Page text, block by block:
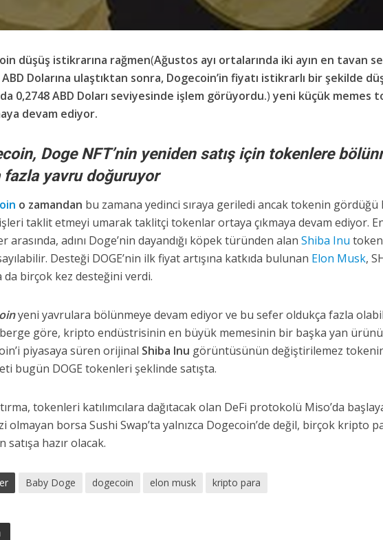
düşüş istikrarına rağmen(Ağustos ayı ortalarında iki ayın en tavan
ABD Dolarına ulaştıktan sonra, Dogecoin’in fiyatı istikrarlı bir şekilde
0,2748 ABD Doları seviyesinde işlem görüyordu.)yeni küçük memes
devam ediyor.
Doge NFT’nin yeniden satış için tokenlere
fazla yavru doğuruyor
o zamandan bu zamana yedinci sıraya geriledi ancak tokenin gördüğü
taklit etmeyi umarak taklitçi tokenlar ortaya çıkmaya devam ediyor.
arasında, adını Doge’nin dayandığı köpek türünden alanShiba Inu
Desteği DOGE’nin ilk fiyat artışına katkıda bulunan Elon Musk,
da birçok kez desteğini verdi.
yeni yavrulara bölünmeye devam ediyor ve bu sefer oldukça fazla
göre, kripto endüstrisinin en büyük memesinin bir başka yan
piyasaya süren orijinal Shiba Inu görüntüsünün değiştirilemez
bugün DOGE tokenleri şeklinde satışta.
tokenleri katılımcılara dağıtacak olan DeFi protokolü Miso’da
olmayan borsa Sushi Swap’ta yalnızca Dogecoin’de değil, birçok kripto
satışa hazır olacak.
Baby Doge dogecoin elon musk kripto para